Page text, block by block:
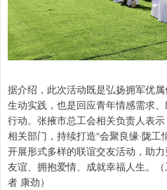
据介绍，此次活动既是弘扬拥军优
生动实践，也是回应青年情感需求
行动。张掖市总工会相关负责人表
相关部门，持续打造“会聚良缘·陇
开展形式多样的联谊交友活动，助
友谊、拥抱爱情、成就幸福人生。
者 康劲）